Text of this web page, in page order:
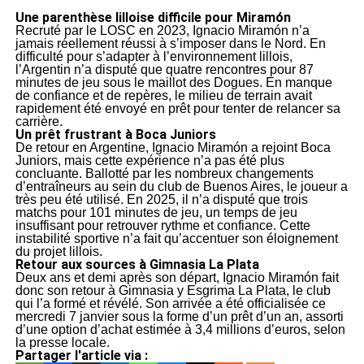
Une parenthèse lilloise difficile pour Miramón
Recruté par le LOSC en 2023, Ignacio Miramón n’a
jamais réellement réussi à s’imposer dans le Nord. En
difficulté pour s’adapter à l’environnement lillois,
l’Argentin n’a disputé que quatre rencontres pour 87
minutes de jeu sous le maillot des Dogues. En manque
de confiance et de repères, le milieu de terrain avait
rapidement été envoyé en prêt pour tenter de relancer sa
carrière.
Un prêt frustrant à Boca Juniors
De retour en Argentine, Ignacio Miramón a rejoint Boca
Juniors, mais cette expérience n’a pas été plus
concluante. Ballotté par les nombreux changements
d’entraîneurs au sein du club de Buenos Aires, le joueur a
très peu été utilisé. En 2025, il n’a disputé que trois
matchs pour 101 minutes de jeu, un temps de jeu
insuffisant pour retrouver rythme et confiance. Cette
instabilité sportive n’a fait qu’accentuer son éloignement
du projet lillois.
Retour aux sources à Gimnasia La Plata
Deux ans et demi après son départ, Ignacio Miramón fait
donc son retour à Gimnasia y Esgrima La Plata, le club
qui l’a formé et révélé. Son arrivée a été officialisée ce
mercredi 7 janvier sous la forme d’un prêt d’un an, assorti
d’une option d’achat estimée à 3,4 millions d’euros, selon
la presse locale.
Partager l'article via :